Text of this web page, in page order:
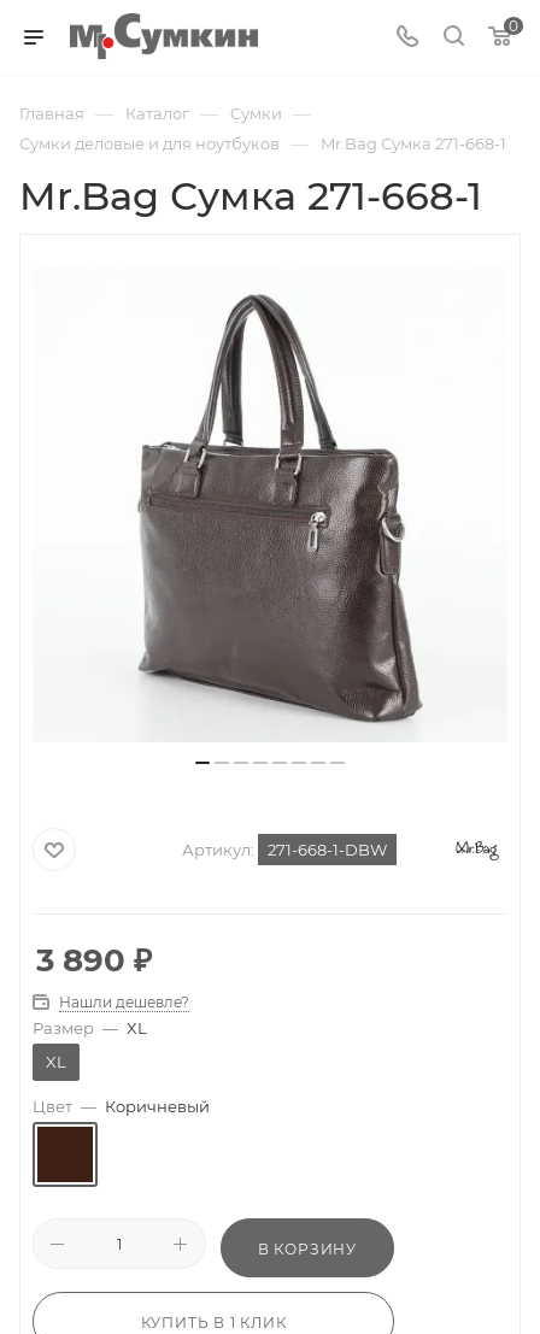
0
Главная — Каталог — Cумки —
Сумки деловые и для ноутбуков — Mr.Bag Сумка 271-668-1
Mr.Bag Сумка 271-668-1
Артикул: 271-668-1-DBW
3 890 ₽
Нашли дешевле?
Размер — XL
XL
Цвет — Коричневый
В КОРЗИНУ
КУПИТЬ В 1 КЛИК